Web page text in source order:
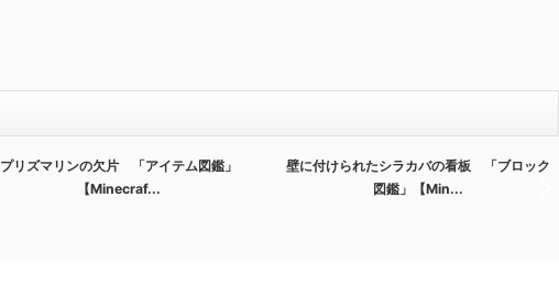
プリズマリンの欠片 「アイテム図鑑」
【Minecraf...
壁に付けられたシラカバの看板 「ブロック
図鑑」【Min...